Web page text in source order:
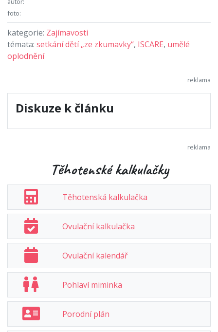
foto:
kategorie: Zajímavosti
témata: setkání dětí „ze zkumavky“, ISCARE, umělé
oplodnění
Diskuze k článku
Těhotenské kalkulačky
Těhotenská kalkulačka
Ovulační kalkulačka
Ovulační kalendář
Pohlaví miminka
Porodní plán